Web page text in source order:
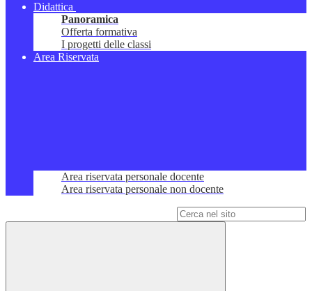
Didattica
Panoramica
Offerta formativa
I progetti delle classi
Area Riservata
Area riservata personale docente
Area riservata personale non docente